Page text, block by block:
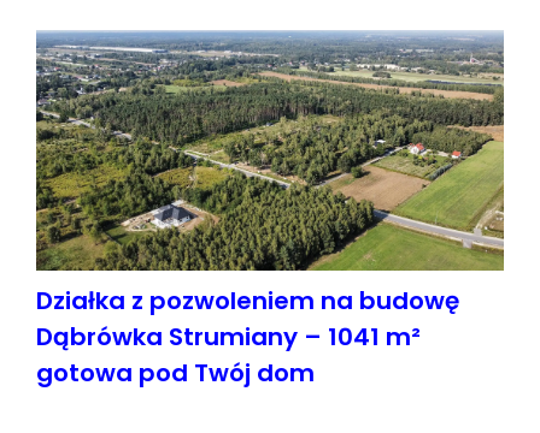
Działka z pozwoleniem na budowę
Dąbrówka Strumiany – 1041 m²
gotowa pod Twój dom